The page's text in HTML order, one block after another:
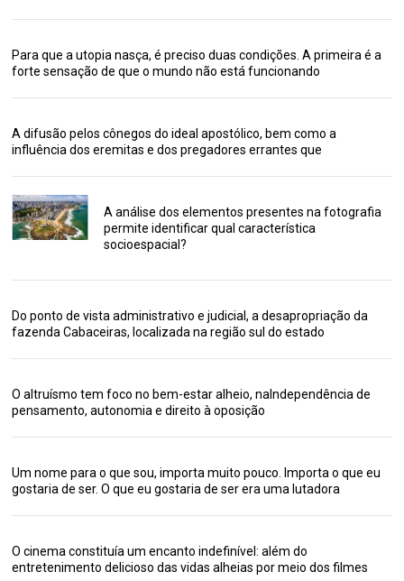
Para que a utopia nasça, é preciso duas condições. A primeira é a
forte sensação de que o mundo não está funcionando
A difusão pelos cônegos do ideal apostólico, bem como a
influência dos eremitas e dos pregadores errantes que
A análise dos elementos presentes na fotografia
permite identificar qual característica
socioespacial?
Do ponto de vista administrativo e judicial, a desapropriação da
fazenda Cabaceiras, localizada na região sul do estado
O altruísmo tem foco no bem-estar alheio, naIndependência de
pensamento, autonomia e direito à oposição
Um nome para o que sou, importa muito pouco. Importa o que eu
gostaria de ser. O que eu gostaria de ser era uma lutadora
O cinema constituía um encanto indefinível: além do
entretenimento delicioso das vidas alheias por meio dos filmes